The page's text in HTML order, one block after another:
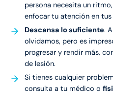
persona necesita un
enfocar tu atención en
Descansa lo suficiente.
olvidamos, pero es
progresar y rendir más,
de lesión.
Si tienes cualquier
consulta a tu médico o